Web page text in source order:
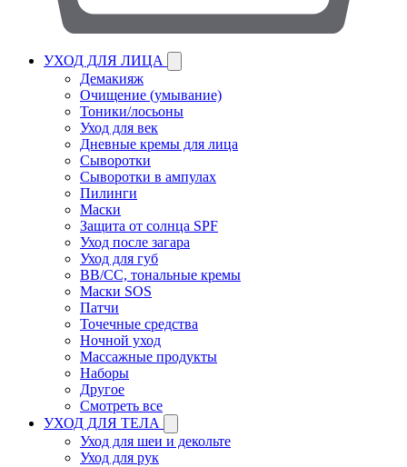
УХОД ДЛЯ ЛИЦА
Демакияж
Очищение (умывание)
Тоники/лосьоны
Уход для век
Дневные кремы для лица
Сыворотки
Сыворотки в ампулах
Пилинги
Маски
Защита от солнца SPF
Уход после загара
Уход для губ
BB/CC, тональные кремы
Маски SOS
Патчи
Точечные средства
Ночной уход
Массажные продукты
Наборы
Другое
Смотреть все
УХОД ДЛЯ ТЕЛА
Уход для шеи и декольте
Уход для рук